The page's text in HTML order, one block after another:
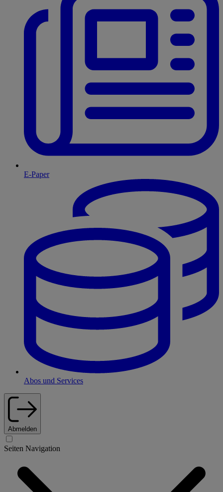
E-Paper
Abos und Services
Abmelden
Seiten Navigation